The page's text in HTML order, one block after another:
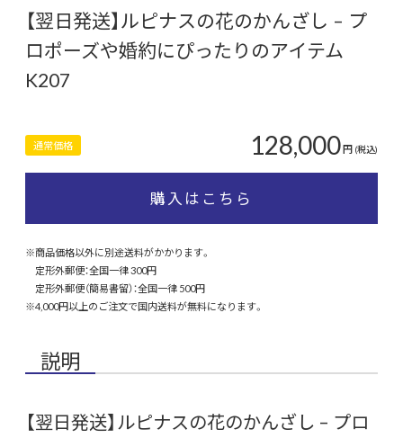
【翌日発送】ルピナスの花のかんざし – プ
ロポーズや婚約にぴったりのアイテム
K207
通常価格 128,000円 (税込)
購入はこちら
※商品価格以外に別途送料がかかります。
定形外郵便：全国一律 300円
定形外郵便（簡易書留）：全国一律 500円
※4,000円以上のご注文で国内送料が無料になります。
説明
【翌日発送】ルピナスの花のかんざし – プロ